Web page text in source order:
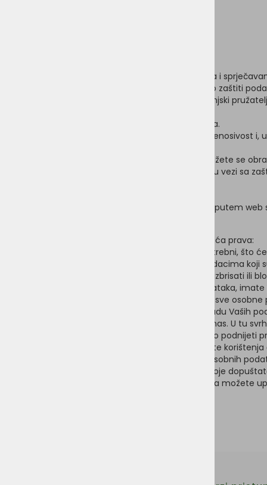
8. IP adresa, koju bilježimo radi ispravljanja grešaka i
s člankom 6. stavkom 1. točkom f) Opće uredbe o zaštiti
Kategorije korisnika: Održavatelji web stranica, vanjski
Rok čuvanja: Do poništenja suglasnosti ili prigovora.
Individualna prava: pristup podacima, ispravak, prenosivost
Pomoć: Za pomoć u ostvarivanju svojih prava možete se
Pravna zaštita: Protiv ponašanja voditelja obrade u vezi sa
Osobne podatke dostavljene putem
Kada su u pitanju vaši osobni podaci, imate sljedeća prava:
Imate pravo znati zašto su vaši osobni podaci potrebni, što
Pravo pristupa: Imate pravo pristupa osobnim podacima koji
Pravo na ispravak: Imate pravo dopuniti, ispraviti, izbrisati ili
Ukoliko nam dopustite obradu Vaših osobnih podataka,
Pravo na prijenos podataka: imate pravo zatražiti sve
Pravo na prigovor: možete uložiti prigovor na obradu Vaših
Za ostvarivanje ovih prava, molimo kontaktirajte nas. U tu
da nas o tome obavijestite, a također imate pravo podnijeti
Korištenjem web stranice pristajete na opće uvjete
slijedom toga načina i svrhe obrade prikupljenih osobnih
Informacije o kolačićima i postavkama kolačića koje
Sva pitanja o privatnosti i obradi osobnih podataka možete